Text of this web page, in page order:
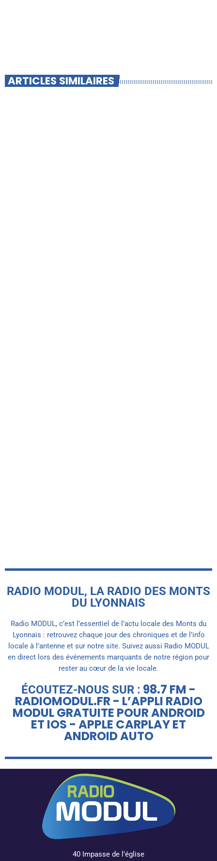
ARTICLES SIMILAIRES
RADIO MODUL, LA RADIO DES MONTS
DU LYONNAIS
Radio MODUL, c’est l’essentiel de l’actu locale des Monts du
Lyonnais : retrouvez chaque jour des chroniques et de l’info
locale à l’antenne et sur notre site. Suivez aussi Radio MODUL
en direct lors des événements marquants de notre région pour
rester au cœur de la vie locale.
ÉCOUTEZ-NOUS SUR : 98.7 FM -
RADIOMODUL.FR - L’APPLI RADIO
MODUL GRATUITE POUR ANDROID
ET IOS - APPLE CARPLAY ET
ANDROID AUTO
40 Impasse de l’église